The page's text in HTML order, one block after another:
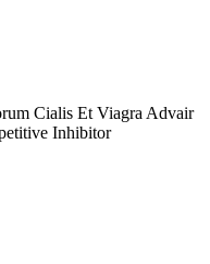
Cialis Et Viagra Advair
Inhibitor